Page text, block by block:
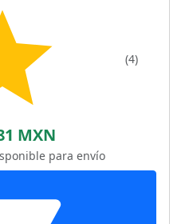
(4)
MXN
para envío